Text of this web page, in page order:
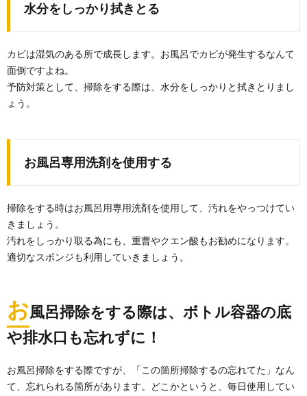
掃除しやすいのは、やはり重曹スプレーを使った掃除
手袋を使って掃除しよう！便利な使い方と
「ゴム手袋は食器洗いの時にするもの」と思っている
鏡の掃除・頑固な水垢を綺麗に掃除する方
法と水垢汚れの予防方法
お風呂場の鏡に付着した頑固な水垢汚れは、なかなか
綺麗に掃除することができません。 水垢汚れを綺麗に...
れを浮かせてピカピカに
大掃除を前に床掃除で困っていませんか？その悩みを
お風呂の水垢に重曹が効果的な理由と具体
的な掃除方法について
お風呂の水垢はアルカリ性の汚れですが、実は同じア
れは...
水分をしっかり拭きとる
カビは湿気のある所で成長します。お風呂でカビが発生するなんて
面倒ですよね。
予防対策として、掃除をする際は、水分をしっかりと拭きとりまし
ょう。
お風呂専用洗剤を使用する
掃除をする時はお風呂用専用洗剤を使用して、汚れをやっつけてい
きましょう。
汚れをしっかり取る為にも、重曹やクエン酸もお勧めになります。
適切なスポンジも利用していきましょう。
お風呂掃除をする際は、ボトル容器の底
や排水口も忘れずに！
お風呂掃除をする際ですが、「この箇所掃除するの忘れてた」なん
て、忘れられる箇所があります。どこかというと、毎日使用してい